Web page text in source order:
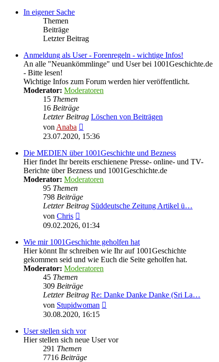
In eigener Sache
Themen
Beiträge
Letzter Beitrag
Anmeldung als User - Forenregeln - wichtige Infos!
An alle "Neuankömmlinge" und User bei 1001Geschichte.de
- Bitte lesen!
Wichtige Infos zum Forum werden hier veröffentlicht.
Moderator: Moderatoren
15 Themen
16 Beiträge
Letzter Beitrag Löschen von Beiträgen
von Anaba
Beitrag
23.07.2020, 15:36
Die MEDIEN über 1001Geschichte und Bezness
Hier findet Ihr bereits erschienene Presse- online- und TV-
Berichte über Bezness und 1001Geschichte.de
Moderator: Moderatoren
95 Themen
798 Beiträge
Letzter Beitrag Süddeutsche Zeitung Artikel ü…
von Chris
Beitrag
09.02.2026, 01:34
Wie mir 1001Geschichte geholfen hat
Hier könnt Ihr schreiben wie Ihr auf 1001Geschichte
gekommen seid und wie Euch die Seite geholfen hat.
Moderator: Moderatoren
45 Themen
309 Beiträge
Letzter Beitrag Re: Danke Danke Danke (Sri La…
von Stupidwoman
30.08.2020, 16:15
User stellen sich vor
Hier stellen sich neue User vor
291 Themen
7716 Beiträge